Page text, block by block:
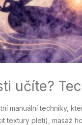
učíte?
manuální techniky,
textury pleti), masáž